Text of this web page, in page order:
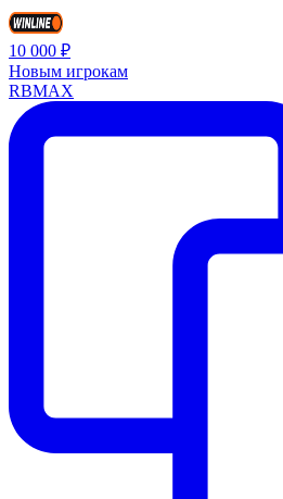
10 000 ₽
Новым игрокам
RBMAX